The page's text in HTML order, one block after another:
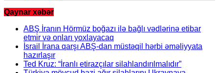
Qaynar xəbər
ABŞ İranın Hörmüz boğazı ilə bağlı vədlərinə etibar
etmir və onları yoxlayacaq
İsrail İrana qarşı ABŞ-dan müstəqil hərbi əməliyyata
hazırlaşır
Ted Kruz: “İranlı etirazçılar silahlandırılmalıdır”